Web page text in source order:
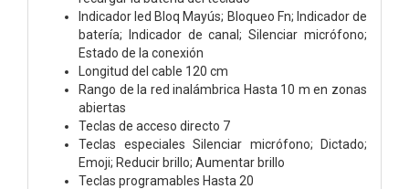
Indicador led Bloq Mayús; Bloqueo Fn; Indicador de
batería; Indicador de canal; Silenciar micrófono;
Estado de la conexión
Longitud del cable 120 cm
Rango de la red inalámbrica Hasta 10 m en zonas
abiertas
Teclas de acceso directo 7
Teclas especiales Silenciar micrófono; Dictado;
Emoji; Reducir brillo; Aumentar brillo
Teclas programables Hasta 20